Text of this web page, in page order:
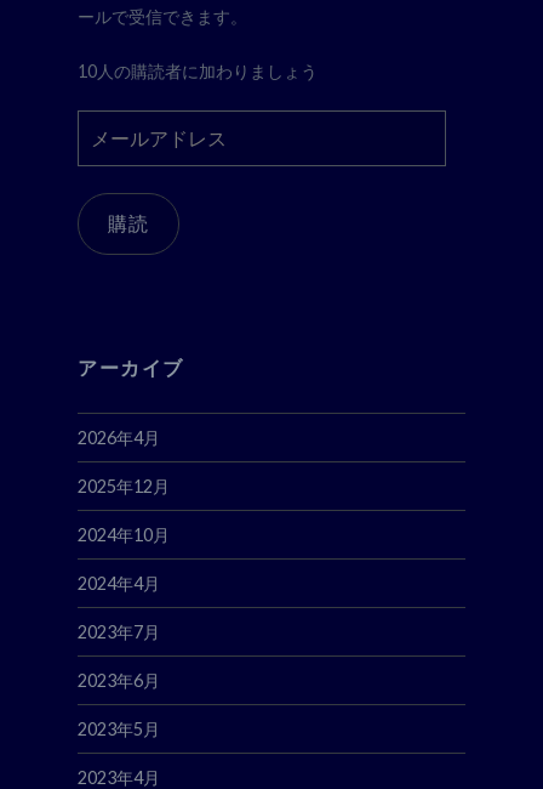
ールで受信できます。
10人の購読者に加わりましょう
ア
ド
購読
アーカイブ
2026年4月
2025年12月
2024年10月
2024年4月
2023年7月
2023年6月
2023年5月
2023年4月